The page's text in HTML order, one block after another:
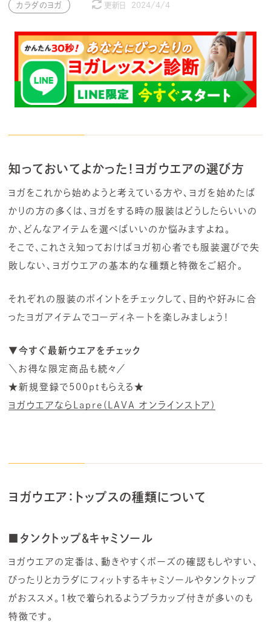
カラダのヨガ 更新日 2024/4/4
知っておいてよかった！ヨガウエアの選び方
ヨガをこれから始めようと考えている方や、ヨガを始めたば
かりの方の多くは、ヨガをする時の服装はどうしたらいいの
か、どんなアイテムを選べばいいのか悩みますよね。
そこで、これさえ知っておけばヨガ初心者でも服装選びで失
敗しない、ヨガウエアの基本的な種類と特徴をご紹介。
それぞれの服装のポイントをチェックして、目的や好みに合
ったヨガアイテムでコーディネートを楽しみましょう！
▼今すぐ最新ウエアをチェック
＼お得な限定商品も続々／
★新規登録で500ptもらえる★
ヨガウエアならLapre(LAVA オンラインストア)
ヨガウエア：トップスの種類について
■タンクトップ＆キャミソール
ヨガウエアの定番は、動きやすくポーズの確認もしやすい、
ぴったりとカラダにフィットするキャミソールやタンクトップ
がおススメ。1枚で着られるようブラカップ付きが多いのも
特徴です。